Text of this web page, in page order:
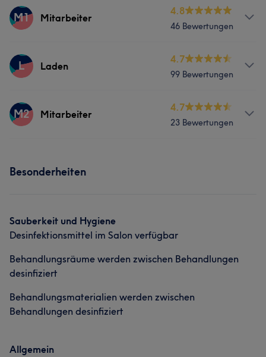
M1 Mitarbeiter
4.8
46 Bewertungen
Services
L Laden
4.7
99 Bewertungen
Services
M2 Mitarbeiter
4.7
23 Bewertungen
Besonderheiten
Sauberkeit und Hygiene
Desinfektionsmittel im Salon verfügbar
Behandlungsräume werden zwischen Behandlungen
desinfiziert
Behandlungsmaterialien werden zwischen
Behandlungen desinfiziert
Allgemein